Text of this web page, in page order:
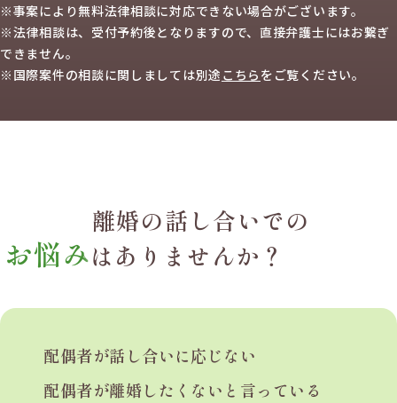
※事案により無料法律相談に対応できない場合がございます。
※法律相談は、受付予約後となりますので、 直接弁護士にはお繋ぎ
できません。
※国際案件の相談に関しましては別途 こちら を ご覧ください。
離婚の話し合いでの
お悩みはありませんか？
配偶者が話し合いに応じない
配偶者が離婚したくないと 言っている